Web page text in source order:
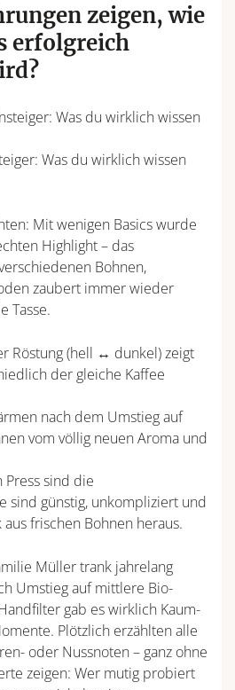
zeigen, wie
erfolgreich
Was du wirklich wissen
Mit wenigen Basics wurde
Highlight – das
Bohnen,
zaubert immer wieder
Tasse.
Röstung (hell ↔ dunkel) zeigt
der gleiche Kaffee
nach dem Umstieg auf
vom völlig neuen Aroma und
sind die
sind günstig, unkompliziert und
frischen Bohnen heraus.
Müller trank jahrelang
Umstieg auf mittlere Bio-
gab es wirklich Kaum-
Plötzlich erzählten alle
oder Nussnoten – ganz ohne
zeigen: Wer mutig probiert